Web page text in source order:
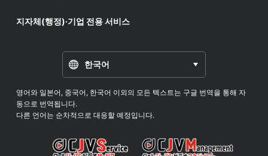
지자체(행정)·기업 전용 서비스
한국어
영어와 일본어, 중국어, 한국어 이외의 모든 텍스트는 구글 번역을 통해 자
동으로 번역됩니다.
다른 언어는 순차적으로 대응할 예정입니다.